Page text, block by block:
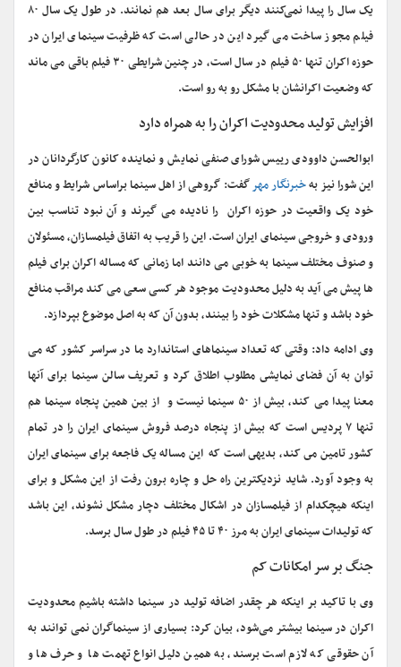
یک سال را پیدا نمی‌کنند دیگر برای سال بعد هم نمانند. در طول یک سال ۸۰
فیلم مجوز ساخت می گیرد این در حالی است که ظرفیت سینمای ایران در
حوزه اکران تنها ۵۰ فیلم در سال است، در چنین شرایطی ۳۰ فیلم باقی می ماند
که وضعیت اکرانشان با مشکل رو به رو است.
افزایش تولید محدودیت اکران را به همراه دارد
ابوالحسن داوودی رییس شورای صنفی نمایش و نماینده کانون کارگردانان در
این شورا نیز بهخبرنگار مهرگفت: گروهی از اهل سینما براساس شرایط و منافع
خود یک واقعیت در حوزه اکران را نادیده می گیرند و آن نبود تناسب بین
ورودی و خروجی سینمای ایران است. این را قریب به اتفاق فیلمسازان، مسئولان
و صنوف مختلف سینما به خوبی می دانند اما زمانی که مساله اکران براى فیلم
ها پیش می آید به دلیل محدودیت موجود هر کسی سعی می کند مراقب منافع
خود باشد و تنها مشکلات خود را بینند، بدون آن که به اصل موضوع بپردازد.
وی ادامه داد: وقتی که تعداد سینماهای استاندارد ما در سراسر کشور که می
توان به آن فضاى نمایشى مطلوب اطلاق کرد و تعریف سالن سینما برای آنها
معنا پیدا می کند، بیش از ۵۰ سینما نیست و از بین همین پنجاه سینما هم
تنها ۷ پردیس است که بیش از پنجاه درصد فروش سینماى ایران را در تمام
کشور تامین مى کند، بدیهى است که این مساله یک فاجعه برای سینمای ایران
به وجود آورد. شاید نزدیکترین راه حل و چاره برون رفت از این مشکل و برای
اینکه هیچکدام از فیلمسازان در اشکال مختلف دچار مشکل نشوند، این باشد
که تولیدات سینمای ایران به مرز ۴۰ تا ۴۵ فیلم در طول سال برسد.
جنگ بر سر امکانات کم
وی با تاکید بر اینکه هر چقدر اضافه تولید در سینما داشته باشیم محدودیت
اکران در سینما بیشتر می‌شود، بیان کرد: بسیاری از سینماگران نمی توانند به
آن حقوقی که لازم است برسند، به همین دلیل انواع تهمت ها و حرف ها و